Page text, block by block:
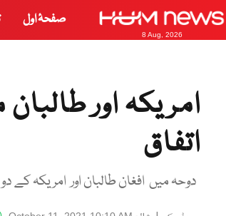
8 Aug, 2026
صفحۂ اول
امریکہ اور
اتفاق
دوحہ میں افغان طالبان اور امریکہ کے